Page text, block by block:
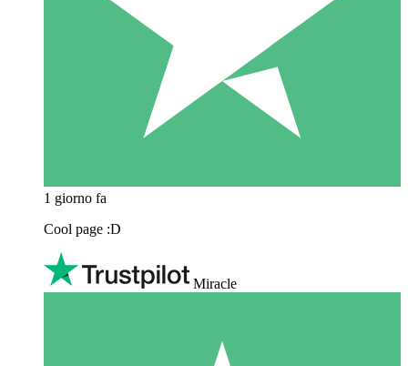
1 giorno fa
Cool page :D
Miracle